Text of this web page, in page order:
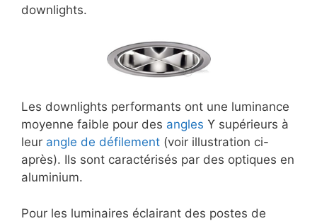
downlights.
Les downlights performants ont une luminance
moyenne faible pour des angles ϒ supérieurs à
leur angle de défilement (voir illustration ci-
après). Ils sont caractérisés par des optiques en
aluminium.
Pour les luminaires éclairant des postes de